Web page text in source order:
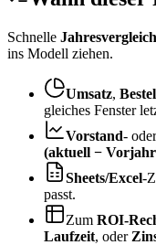
Schnelle
ins Modell ziehen.
Umsatz,
gleiches Fenster
Vorstand‑
(aktuell −
Sheets/Excel
passt.
Zum
Laufzeit, oder